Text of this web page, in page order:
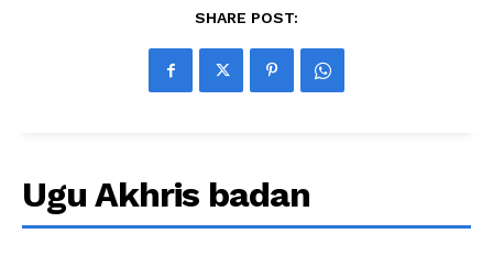
SHARE POST:
Ugu Akhris badan